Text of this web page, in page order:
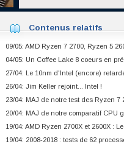
Contenus relatifs
09/05: AMD Ryzen 7 2700, Ryzen 5
04/05: Un Coffee Lake 8 coeurs en
27/04: Le 10nm d'Intel (encore)
26/04: Jim Keller rejoint... Intel !
23/04: MAJ de notre test des Ryzen 7
20/04: MAJ de notre comparatif CPU
19/04: AMD Ryzen 2700X et 2600X :
19/04: 2008-2018 : tests de 62